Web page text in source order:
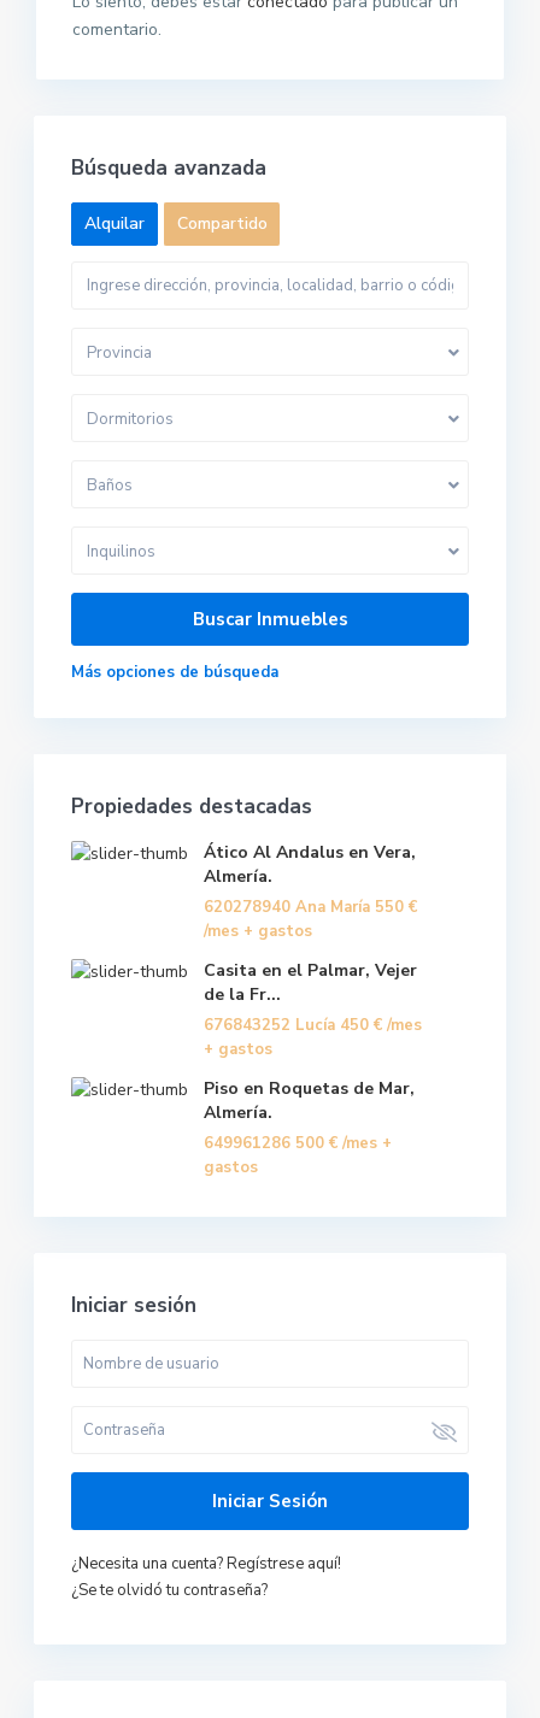
comentario.
Búsqueda avanzada
Alquilar Compartido
Provincia
Dormitorios
Baños
Inquilinos
Más opciones de búsqueda
Propiedades destacadas
Ático Al Andalus en Vera,
Almería.
620278940 Ana María 550 €
/mes + gastos
Casita en el Palmar, Vejer
de la Fr...
676843252 Lucía 450 € /mes
+ gastos
Piso en Roquetas de Mar,
Almería.
649961286 500 € /mes +
gastos
Iniciar sesión
Iniciar Sesión
¿Necesita una cuenta? Regístrese aquí!
¿Se te olvidó tu contraseña?